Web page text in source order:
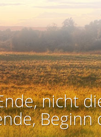
nicht
Beginn